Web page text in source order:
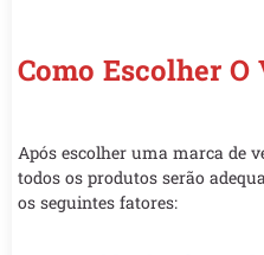
Como Escolher
Após escolher uma marca de
todos os produtos serão
os seguintes fatores: